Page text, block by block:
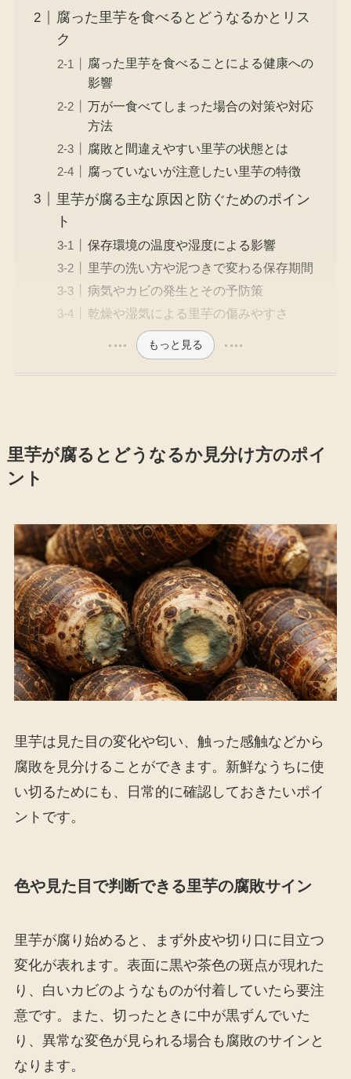
腐った里芋を食べるとどうなるかとリス
ク
腐った里芋を食べることによる健康への
影響
万が一食べてしまった場合の対策や対応
方法
腐敗と間違えやすい里芋の状態とは
腐っていないが注意したい里芋の特徴
里芋が腐る主な原因と防ぐためのポイン
ト
保存環境の温度や湿度による影響
里芋の洗い方や泥つきで変わる保存期間
病気やカビの発生とその予防策
乾燥や湿気による里芋の傷みやすさ
もっと見る
里芋が腐るとどうなるか見分け方のポイ
ント
里芋は見た目の変化や匂い、触った感触などから
腐敗を見分けることができます。新鮮なうちに使
い切るためにも、日常的に確認しておきたいポイ
ントです。
色や見た目で判断できる里芋の腐敗サイン
里芋が腐り始めると、まず外皮や切り口に目立つ
変化が表れます。表面に黒や茶色の斑点が現れた
り、白いカビのようなものが付着していたら要注
意です。また、切ったときに中が黒ずんでいた
り、異常な変色が見られる場合も腐敗のサインと
なります。